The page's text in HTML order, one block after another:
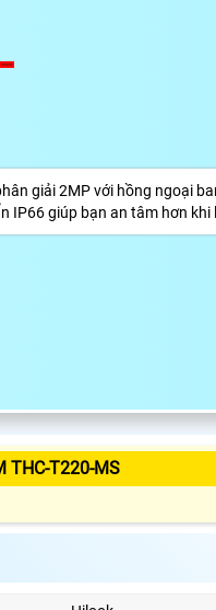
giải 2MP với hồng ngoại
IP66 giúp bạn an tâm hơn
THC-T220-MS